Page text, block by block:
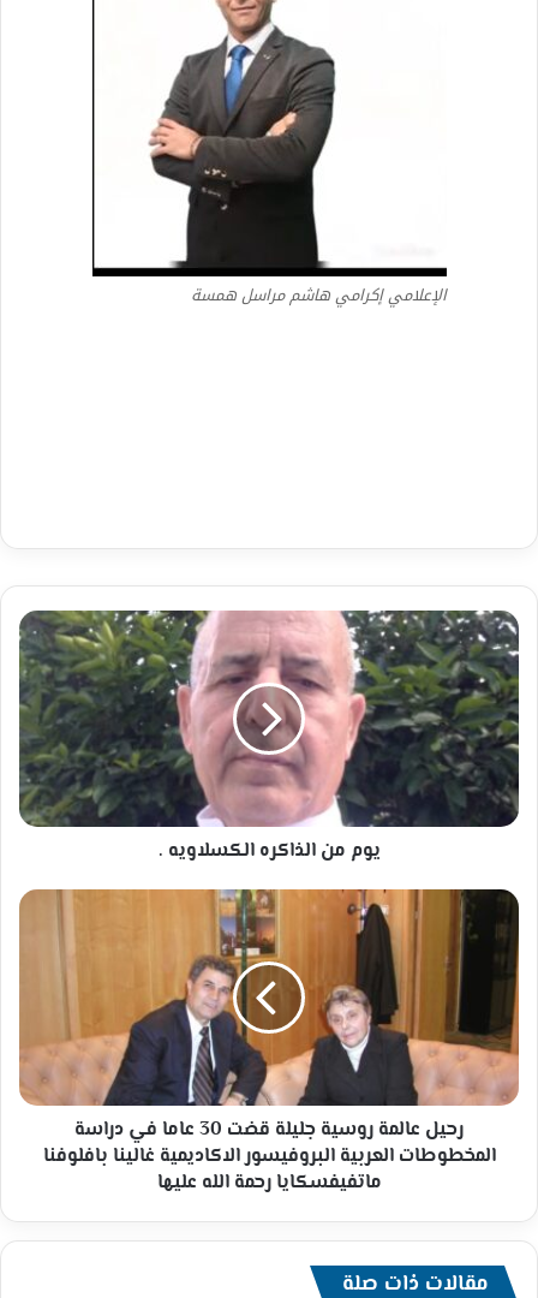
الإعلامي إكرامي هاشم مراسل همسة
يوم
من
الذاكره
الكسلاويه
.
يوم من الذاكره الكسلاويه .
رحيل
عالمة
روسية
جليلة
قضت
30
عاما
في
دراسة
المخطوطات
العربية
غالينا
ماتفيفسكايا
رحيل عالمة روسية جليلة قضت 30 عاما في دراسة
المخطوطات العربية البروفيسور الاكاديمية غالينا بافلوفنا
ماتفيفسكايا رحمة الله عليها
مقالات ذات صلة